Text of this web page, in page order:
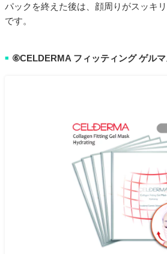
パックを終えた後は、顔周りがスッキ
です。
■ ⑥CELDERMA フィッティング ゲルマ